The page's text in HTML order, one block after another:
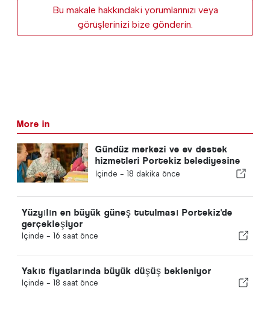
Bu makale hakkındaki yorumlarınızı veya
görüşlerinizi bize gönderin.
More in
Gündüz merkezi ve ev destek
hizmetleri Portekiz belediyesine
geri dönecek
İçinde - 18 dakika önce
Yüzyılın en büyük güneş tutulması Portekiz'de
gerçekleşiyor
İçinde - 16 saat önce
Yakıt fiyatlarında büyük düşüş bekleniyor
İçinde - 18 saat önce